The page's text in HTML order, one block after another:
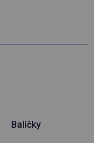
Balíčky